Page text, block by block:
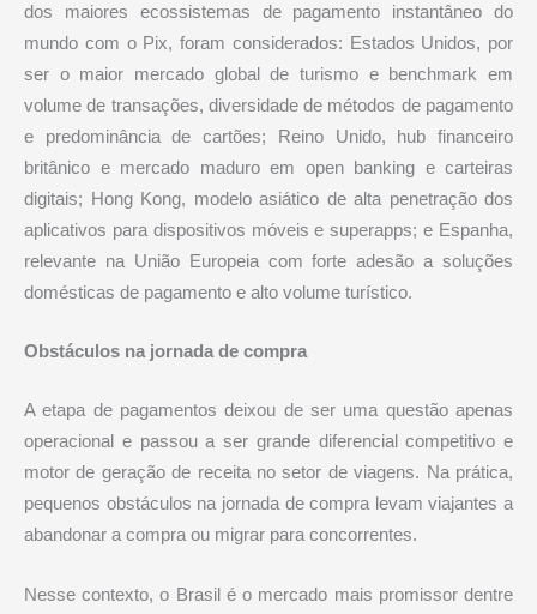
dos maiores ecossistemas de pagamento instantâneo do
mundo com o Pix, foram considerados: Estados Unidos, por
ser o maior mercado global de turismo e benchmark em
volume de transações, diversidade de métodos de pagamento
e predominância de cartões; Reino Unido, hub financeiro
britânico e mercado maduro em open banking e carteiras
digitais; Hong Kong, modelo asiático de alta penetração dos
aplicativos para dispositivos móveis e superapps; e Espanha,
relevante na União Europeia com forte adesão a soluções
domésticas de pagamento e alto volume turístico.
Obstáculos na jornada de compra
A etapa de pagamentos deixou de ser uma questão apenas
operacional e passou a ser grande diferencial competitivo e
motor de geração de receita no setor de viagens. Na prática,
pequenos obstáculos na jornada de compra levam viajantes a
abandonar a compra ou migrar para concorrentes.
Nesse contexto, o Brasil é o mercado mais promissor dentre